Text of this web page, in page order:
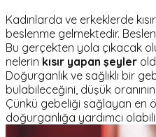
Kadınlarda ve erkeklerde
beslenme gelmektedir.
Bu gerçekten yola çıkacak
nelerin kısır yapan şeyler
Doğurganlık ve sağlıklı bir
bulabileceğini, düşük
Çünkü gebeliği sağlayan en
doğurganlığa yardımcı